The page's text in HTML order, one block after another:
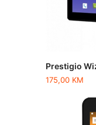
Prestigio
175,00 KM